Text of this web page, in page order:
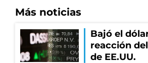
Más noticias
Bajó el
reacción
de EE.UU.